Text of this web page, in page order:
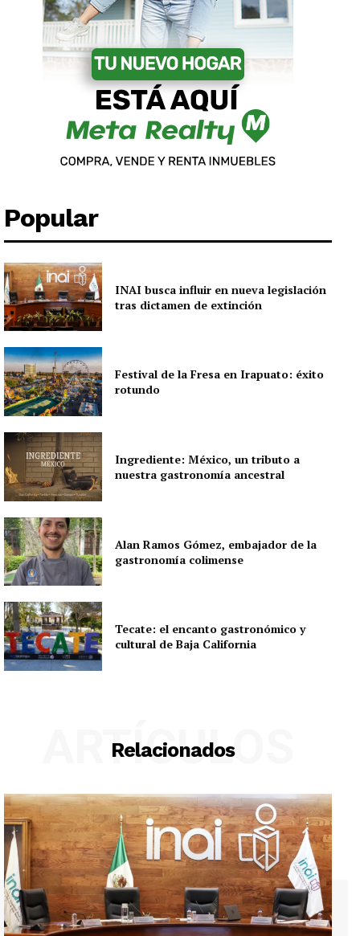
Popular
INAI busca influir en nueva legislación
tras dictamen de extinción
Festival de la Fresa en Irapuato: éxito
rotundo
Ingrediente: México, un tributo a
nuestra gastronomía ancestral
Alan Ramos Gómez, embajador de la
gastronomía colimense
Tecate: el encanto gastronómico y
cultural de Baja California
Relacionados
ARTÍCULOS